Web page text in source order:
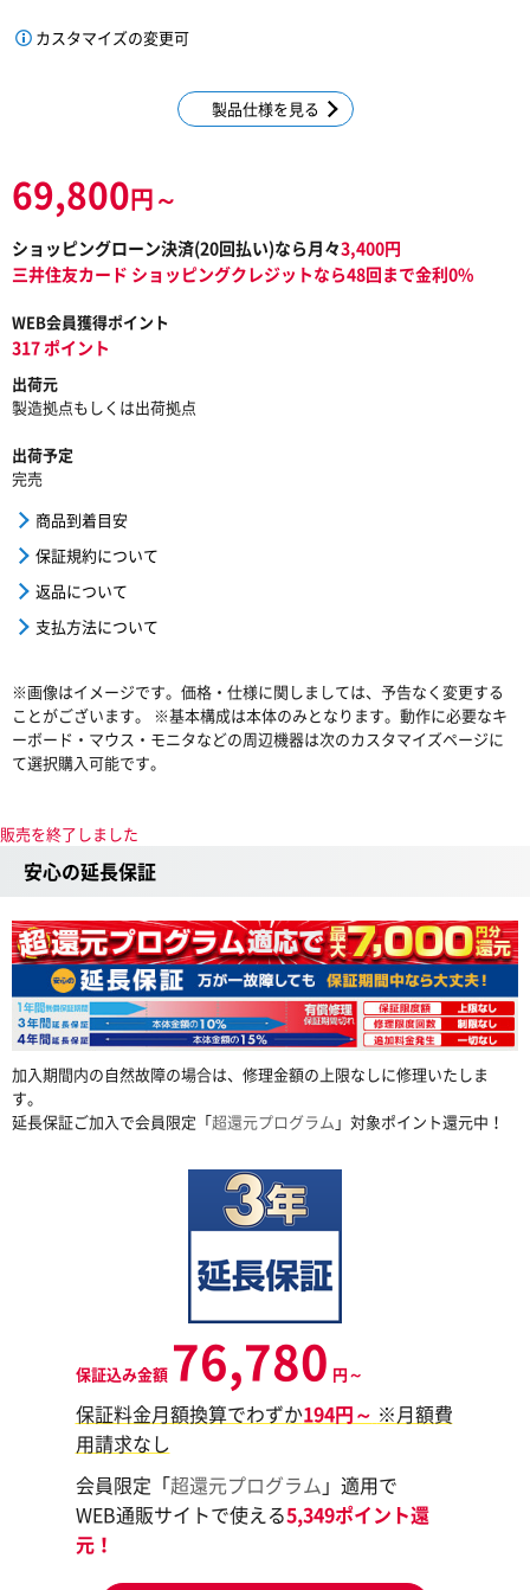
カスタマイズの変更可
製品仕様を見る
69,800円～
ショッピングローン決済(20回払い)なら月々3,400円
三井住友カード ショッピングクレジットなら48回まで金利0%
WEB会員獲得ポイント
317 ポイント
出荷元
製造拠点もしくは出荷拠点
出荷予定
完売
商品到着目安
保証規約について
返品について
支払方法について
※画像はイメージです。価格・仕様に関しましては、予告なく変更する
ことがございます。 ※基本構成は本体のみとなります。動作に必要なキ
ーボード・マウス・モニタなどの周辺機器は次のカスタマイズページに
て選択購入可能です。
販売を終了しました
安心の延長保証
加入期間内の自然故障の場合は、修理金額の上限なしに修理いたしま
す。
延長保証ご加入で会員限定「超還元プログラム 」対象ポイント還元中！
保証込み金額 76,780 円～
保証料金月額換算でわずか194円～ ※月額費
用請求なし
会員限定「超還元プログラム 」適用で
WEB通販サイトで使える5,349ポイント還
元！